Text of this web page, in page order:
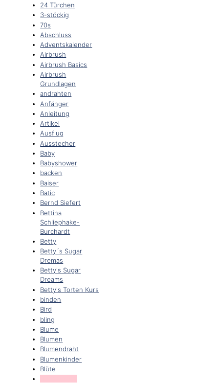
24 Türchen
3-stöckig
70s
Abschluss
Adventskalender
Airbrush
Airbrush Basics
Airbrush
Grundlagen
andrahten
Anfänger
Anleitung
Artikel
Ausflug
Ausstecher
Baby
Babyshower
backen
Baiser
Batic
Bernd Siefert
Bettina
Schliephake-
Burchardt
Betty
Betty´s Sugar
Dremas
Betty's Sugar
Dreams
Betty's Torten Kurs
binden
Bird
bling
Blume
Blumen
Blumendraht
Blumenkinder
Blüte